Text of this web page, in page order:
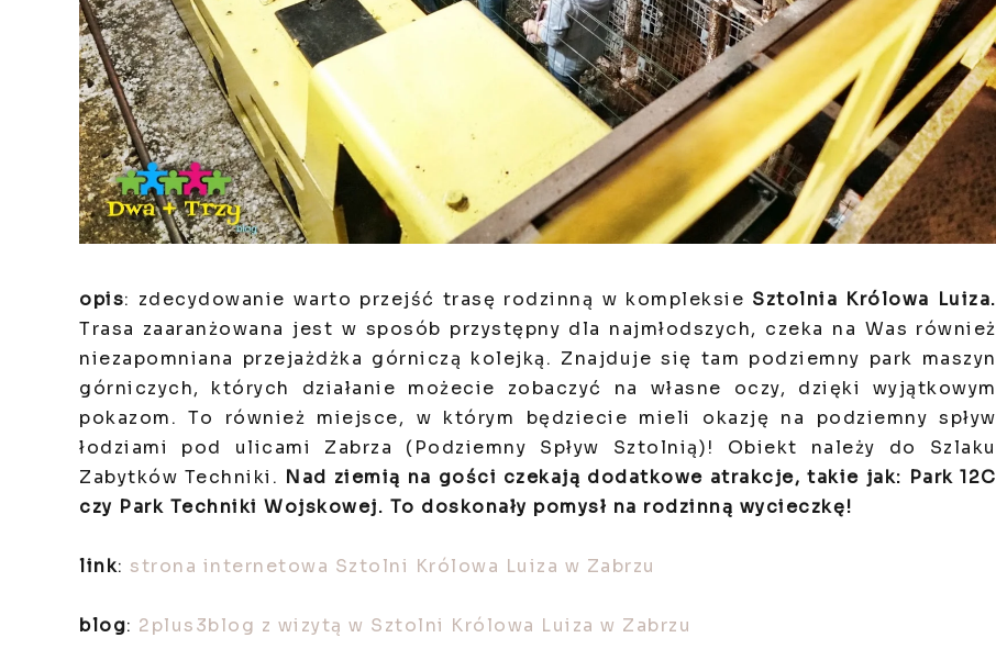
opis: zdecydowanie warto przejść trasę rodzinną w kompleksie Sztolnia Królowa Luiza.
Trasa zaaranżowana jest w sposób przystępny dla najmłodszych, czeka na Was również
niezapomniana przejażdżka górniczą kolejką. Znajduje się tam podziemny park maszyn
górniczych, których działanie możecie zobaczyć na własne oczy, dzięki wyjątkowym
pokazom. To również miejsce, w którym będziecie mieli okazję na podziemny spływ
łodziami pod ulicami Zabrza (Podziemny Spływ Sztolnią)! Obiekt należy do Szlaku
Zabytków Techniki. Nad ziemią na gości czekają dodatkowe atrakcje, takie jak: Park 12C
czy Park Techniki Wojskowej. To doskonały pomysł na rodzinną wycieczkę!
link: strona internetowa Sztolni Królowa Luiza w Zabrzu
blog: 2plus3blog z wizytą w Sztolni Królowa Luiza w Zabrzu